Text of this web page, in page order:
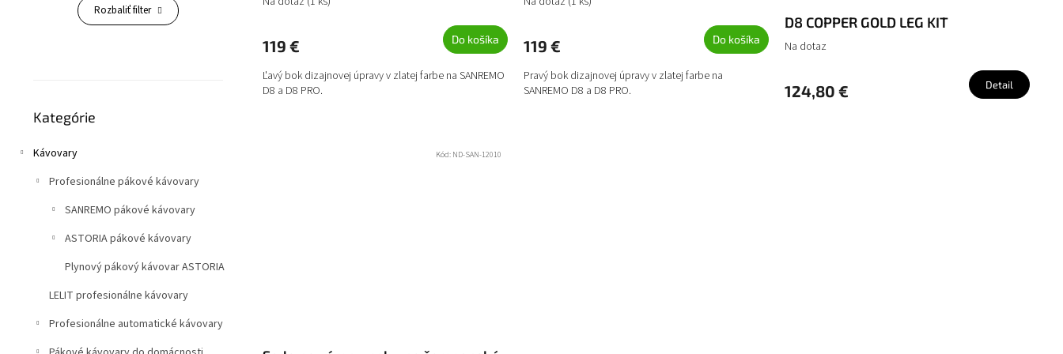
Rozbaliť filter
kategórie
Kategórie
Kávovary
Profesionálne pákové kávovary
SANREMO pákové kávovary
ASTORIA pákové kávovary
Plynový pákový kávovar ASTORIA
LELIT profesionálne kávovary
Profesionálne automatické kávovary
M
O
119 € Do košíka
Ľavý bok dizajnovej úpravy v zlatej farbe na SANREMO
D8 a D8 PRO.
M
O
119 € Do košíka
Pravý bok dizajnovej úpravy v zlatej farbe na
SANREMO D8 a D8 PRO.
D8 COPPER GOLD LEG KIT
Na dotaz
124,80 € Detail
Kód: ND-SAN-12010